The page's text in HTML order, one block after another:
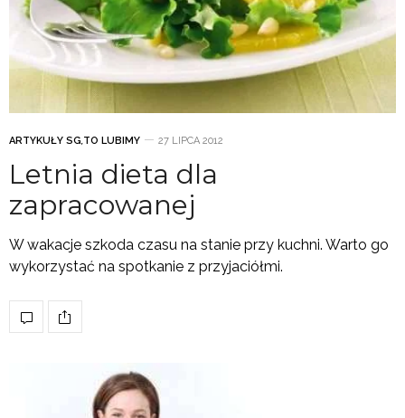
ARTYKUŁY SG,TO LUBIMY 27 LIPCA 2012
Letnia dieta dla
zapracowanej
W wakacje szkoda czasu na stanie przy kuchni. Warto go
wykorzystać na spotkanie z przyjaciółmi.